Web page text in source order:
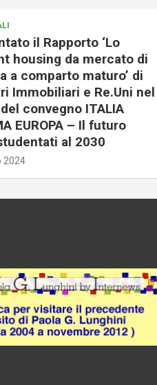
il Rapporto ‘Lo
housing da mercato di
a comparto maturo’ di
Immobiliari e Re.Uni nel
convegno ITALIA
EUROPA – Il futuro
al 2030
2024